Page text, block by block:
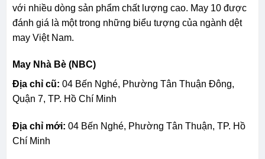
với nhiều dòng sản phẩm chất lượng cao. May 10 được
đánh giá là một trong những biểu tượng của ngành dệt
may Việt Nam.
May Nhà Bè (NBC)
Địa chỉ cũ: 04 Bến Nghé, Phường Tân Thuận Đông,
Quận 7, TP. Hồ Chí Minh
Địa chỉ mới: 04 Bến Nghé, Phường Tân Thuận, TP. Hồ
Chí Minh